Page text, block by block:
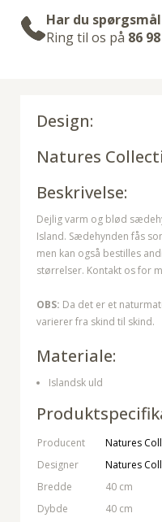
Har du
Ring til os på 86
Design:
Natures
Beskrivelse:
Dejlig varm og blød
Island. Sædehynden fås
men kan også bestilles
størrelser. Kontakt os for
OBS: Da det er et
varierer fra skind til skind.
Materiale:
Islandsk uld
Producent
Natures
Designer
Natures
Bredde
40 cm
Dybde
40 cm